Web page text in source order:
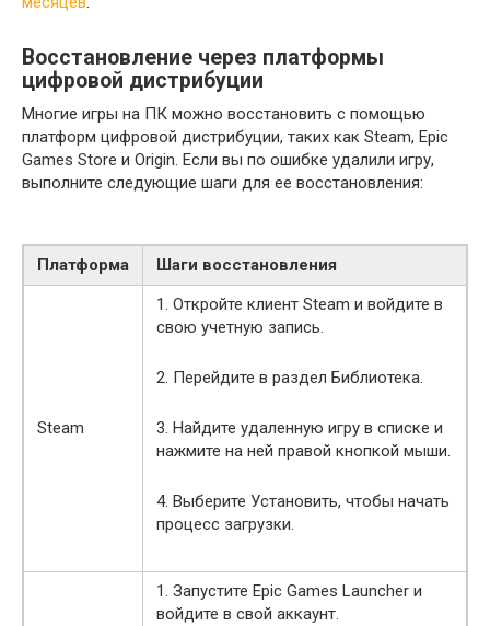
Восстановление через платформы
цифровой дистрибуции
Многие игры на ПК можно восстановить с помощью
платформ цифровой дистрибуции, таких как Steam, Epic
Games Store и Origin. Если вы по ошибке удалили игру,
выполните следующие шаги для ее восстановления:
Платформа Шаги восстановления
Steam
1. Откройте клиент Steam и войдите в
свою учетную запись.
2. Перейдите в раздел Библиотека.
3. Найдите удаленную игру в списке и
нажмите на ней правой кнопкой мыши.
4. Выберите Установить, чтобы начать
процесс загрузки.
1. Запустите Epic Games Launcher и
войдите в свой аккаунт.